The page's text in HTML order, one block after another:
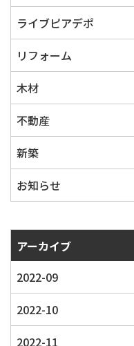
ライブピアデポ
リフォーム
木材
不動産
新築
お知らせ
アーカイブ
2022-09
2022-10
2022-11